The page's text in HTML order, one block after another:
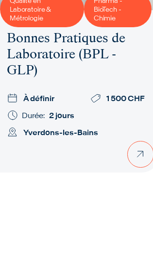
Laboratoire &
Métrologie
BioTech -
Chimie
Bonnes Pratiques de
Laboratoire (BPL -
GLP)
À définir
1 500 CHF
Durée: 2 jours
Yverdons-les-Bains